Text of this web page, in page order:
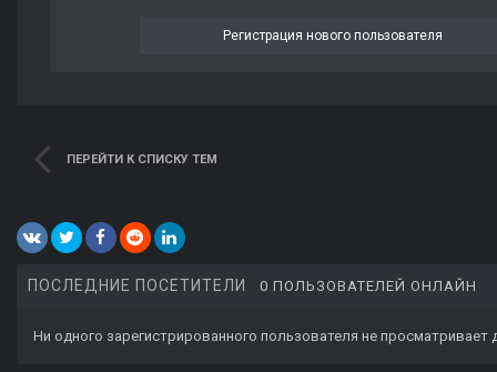
Регистрация нового пользователя
ПЕРЕЙТИ К СПИСКУ ТЕМ
ПОСЛЕДНИЕ ПОСЕТИТЕЛИ 0 ПОЛЬЗОВАТЕЛЕЙ ОНЛАЙН
Ни одного зарегистрированного пользователя не просматривает